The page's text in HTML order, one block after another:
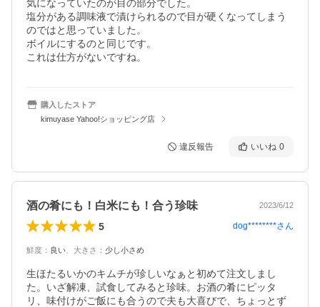
気になっていたのが目の部分でした。
塩分がある調味液で漬けられるので目が硬くなってしまう
のではと思っていました。
ボイルにするのと同じです。
これは仕方がないですね。
購入したストア
kimuyase Yahoo!ショッピング店
違反報告 いいね 0
酒の肴にも！白米にも！合う珍味 2023/6/12
5 dog********さん
鮮度 ： 良い 大きさ ： 少し小さめ
生ほたるいかのキムチが珍しいなぁと初めて注文しまし
た。いざ解凍、試食してみると珍味。お酒の肴にピッタ
リ、味付けがご飯にも合うので夫も大喜びで、ちょっとず